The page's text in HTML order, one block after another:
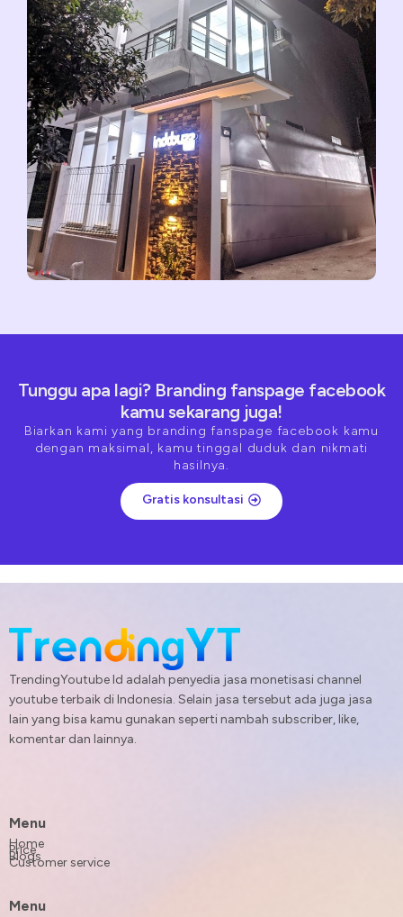
Tunggu apa lagi? Branding fanspage facebook
kamu sekarang juga!
Biarkan kami yang branding fanspage facebook kamu
dengan maksimal, kamu tinggal duduk dan nikmati
hasilnya.
Gratis konsultasi
TrendingYoutube Id adalah penyedia jasa monetisasi channel
youtube terbaik di Indonesia. Selain jasa tersebut ada juga jasa
lain yang bisa kamu gunakan seperti nambah subscriber, like,
komentar dan lainnya.
Menu
Home
Price
Blogs
Customer service
Menu